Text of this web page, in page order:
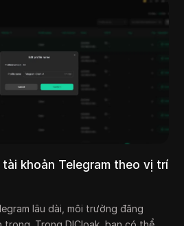
tài khoản Telegram theo vị trí
lâu dài, môi trường đăng